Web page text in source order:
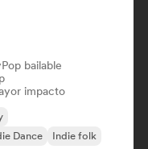
Pop bailable
impacto
Dance
Indie folk